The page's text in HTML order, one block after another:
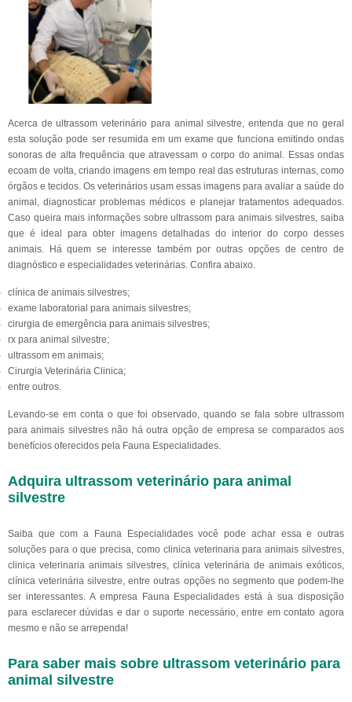
Acerca de ultrassom veterinário para animal silvestre, entenda que no geral
esta solução pode ser resumida em um exame que funciona emitindo ondas
sonoras de alta frequência que atravessam o corpo do animal. Essas ondas
ecoam de volta, criando imagens em tempo real das estruturas internas, como
órgãos e tecidos. Os veterinários usam essas imagens para avaliar a saúde do
animal, diagnosticar problemas médicos e planejar tratamentos adequados.
Caso queira mais informações sobre ultrassom para animais silvestres, saiba
que é ideal para obter imagens detalhadas do interior do corpo desses
animais. Há quem se interesse também por outras opções de centro de
diagnóstico e especialidades veterinárias. Confira abaixo.
clínica de animais silvestres;
exame laboratorial para animais silvestres;
cirurgia de emergência para animais silvestres;
rx para animal silvestre;
ultrassom em animais;
Cirurgia Veterinária Clinica;
entre outros.
Levando-se em conta o que foi observado, quando se fala sobre ultrassom
para animais silvestres não há outra opção de empresa se comparados aos
benefícios oferecidos pela Fauna Especialidades.
Adquira ultrassom veterinário para animal
silvestre
Saiba que com a Fauna Especialidades você pode achar essa e outras
soluções para o que precisa, como clinica veterinaria para animais silvestres,
clinica veterinaria animais silvestres, clínica veterinária de animais exóticos,
clínica veterinária silvestre, entre outras opções no segmento que podem-lhe
ser interessantes. A empresa Fauna Especialidades está à sua disposição
para esclarecer dúvidas e dar o suporte necessário, entre em contato agora
mesmo e não se arrependa!
Para saber mais sobre ultrassom veterinário para
animal silvestre